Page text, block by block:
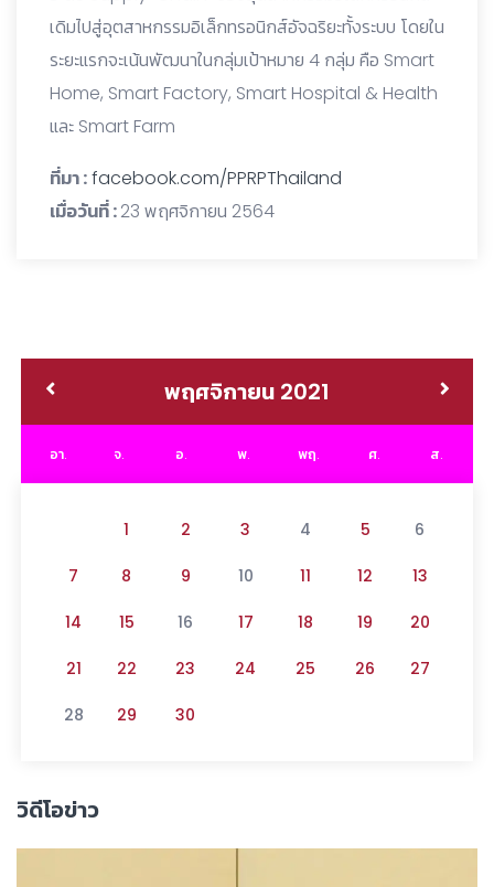
เดิมไปสู่อุตสาหกรรมอิเล็กทรอนิกส์อัจฉริยะทั้งระบบ โดยใน
ระยะแรกจะเน้นพัฒนาในกลุ่มเป้าหมาย 4 กลุ่ม คือ Smart
Home, Smart Factory, Smart Hospital & Health
และ Smart Farm
ที่มา :facebook.com/PPRPThailand
เมื่อวันที่ :23 พฤศจิกายน 2564
พฤศจิกายน 2021
อา. จ. อ. พ. พฤ. ศ. ส.
1 2 3 4 5 6
7 8 9 10 11 12 13
14 15 16 17 18 19 20
21 22 23 24 25 26 27
28 29 30
วิดีโอข่าว